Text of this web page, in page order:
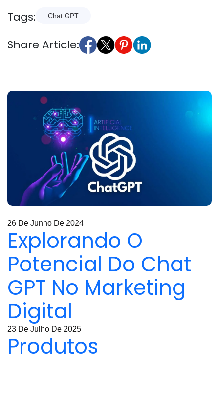
Tags: Chat GPT
Share Article:
26 De Junho De 2024
Explorando O
Potencial Do Chat
GPT No Marketing
Digital
23 De Julho De 2025
Produtos